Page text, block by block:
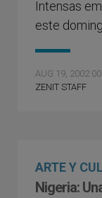
Intensas
este
AUG 19, 2002
ZENIT STAFF
ARTE Y
Nigeria: